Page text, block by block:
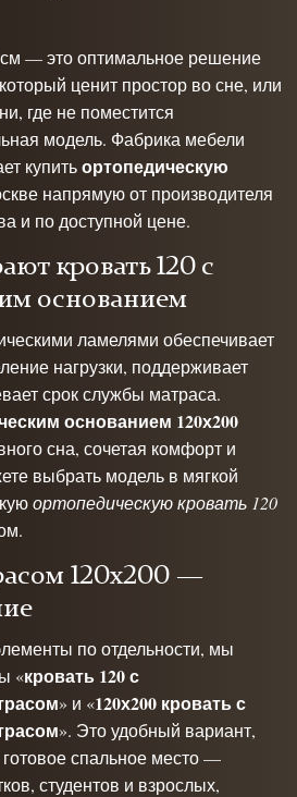
— это оптимальное решение
ценит простор во сне, или
где не поместится
модель. Фабрика мебели
купитьортопедическую
напрямую от производителя
и по доступной цене.
кровать 120 с
основанием
ламелями обеспечивает
нагрузки, поддерживает
срок службы матраса.
основанием 120х200
сна, сочетая комфорт и
выбрать модель в мягкой
ортопедическую кровать 120
120х200 —
по отдельности, мы
«кровать 120 с
» и «120х200 кровать с
». Это удобный вариант,
готовое спальное место —
студентов и взрослых,